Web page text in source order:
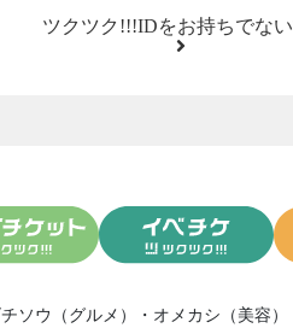
ツクツク!!!IDをお持ちでな
ソウ（グルメ） ・ オメカシ（美容）